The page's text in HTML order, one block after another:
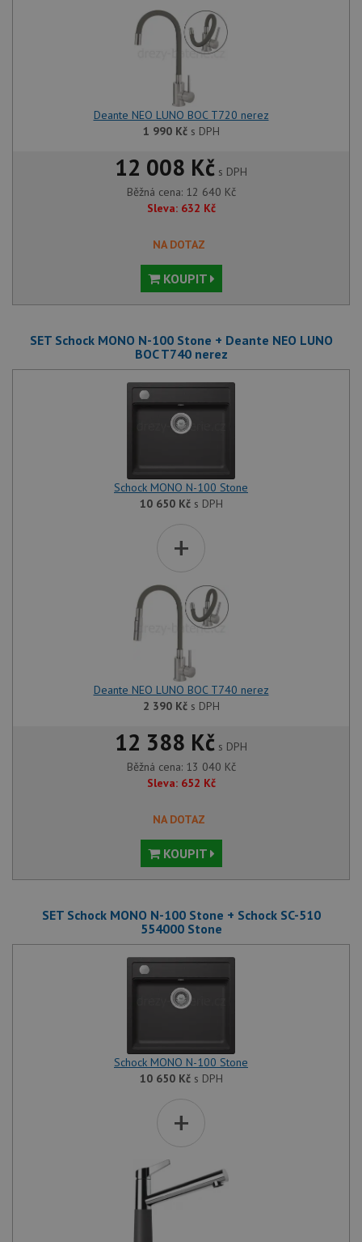
Deante NEO LUNO BOC T720 nerez
1 990 Kčs DPH
12 008 Kč s DPH
Běžná cena: 12 640 Kč
Sleva: 632 Kč
NA DOTAZ
KOUPIT
SET Schock MONO N-100 Stone + Deante NEO LUNO
BOC T740 nerez
Schock MONO N-100 Stone
10 650 Kčs DPH
+
Deante NEO LUNO BOC T740 nerez
2 390 Kčs DPH
12 388 Kč s DPH
Běžná cena: 13 040 Kč
Sleva: 652 Kč
NA DOTAZ
KOUPIT
SET Schock MONO N-100 Stone + Schock SC-510
554000 Stone
Schock MONO N-100 Stone
10 650 Kčs DPH
+